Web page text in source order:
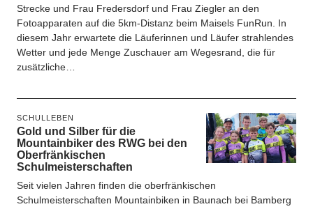
Strecke und Frau Fredersdorf und Frau Ziegler an den
Fotoapparaten auf die 5km-Distanz beim Maisels FunRun. In
diesem Jahr erwartete die Läuferinnen und Läufer strahlendes
Wetter und jede Menge Zuschauer am Wegesrand, die für
zusätzliche…
SCHULLEBEN
Gold und Silber für die
Mountainbiker des RWG bei den
Oberfränkischen
Schulmeisterschaften
Seit vielen Jahren finden die oberfränkischen
Schulmeisterschaften Mountainbiken in Baunach bei Bamberg